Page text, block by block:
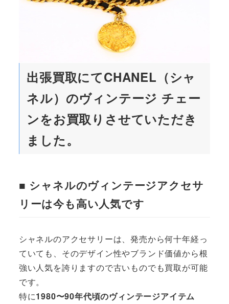
出張買取にてCHANEL（シャ
ネル）のヴィンテージ チェー
ンをお買取りさせていただき
ました。
■ シャネルのヴィンテージアクセサ
リーは今も高い人気です
シャネルのアクセサリーは、発売から何十年経っ
ていても、そのデザイン性やブランド価値から根
強い人気を誇りますので古いものでも買取が可能
です。
特に1980〜90年代頃のヴィンテージアイテム